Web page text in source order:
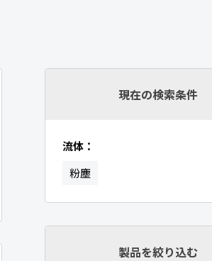
現在の検索条件
流体：
粉塵
製品を絞り込む